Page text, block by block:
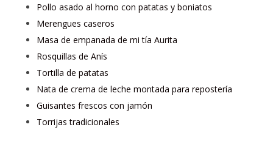
Pollo asado al horno con patatas y boniatos
Merengues caseros
Masa de empanada de mi tía Aurita
Rosquillas de Anís
Tortilla de patatas
Nata de crema de leche montada para repostería
Guisantes frescos con jamón
Torrijas tradicionales